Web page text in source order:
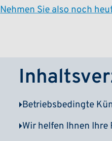
Nehmen Sie also noch
Betriebsbedingte
Wir helfen Ihnen Ihre